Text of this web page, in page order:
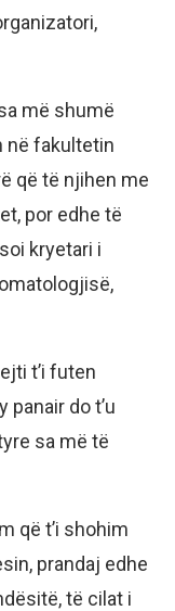
më shumë
në fakultetin
që të njihen me
por edhe të
kryetari i
t’i futen
do t’u
sa më të
që t’i shohim
prandaj edhe
të cilat i